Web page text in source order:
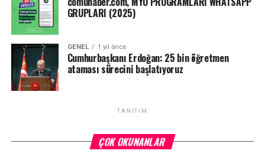
GRUPLARI (2025)
GENEL 1 yıl önce
Cumhurbaşkanı Erdoğan: 25 bin öğretmen
ataması sürecini başlatıyoruz
TANITIM
ÇOK OKUNANLAR